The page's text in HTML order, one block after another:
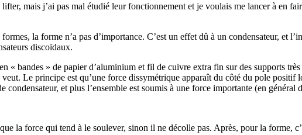
mais j’ai pas mal étudié leur fonctionnement et je voulais me lancer à en
la forme n’a pas d’importance. C’est un effet dû à un condensateur,
discoïdaux.
« bandes » de papier d’aluminium et fil de cuivre extra fin sur des supports
Le principe est qu’une force dissymétrique apparaît du côté du pole positif
et plus l’ensemble est soumis à une force importante (en général
la force qui tend à le soulever, sinon il ne décolle pas. Après, pour la forme,